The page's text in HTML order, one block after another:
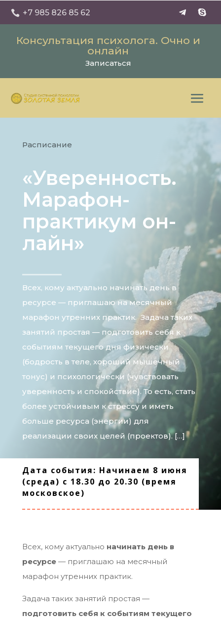
 +7 985 826 85 62
Консультация психолога. Очно и
онлайн
Записаться
Расписание
«Уверенность.
Марафон-
практикум он-
лайн»
Всех, кому актуально начинать день в
ресурсе — приглашаю на месячный
марафон утренних практик. Задача таких
занятий простая — подготовить себя к
событиям текущего дня физически
(бодрость в теле, хороший мышечный
тонус) и психологически (чувствовать
уверенность и спокойствие). То есть, стать
более устойчивым к стрессу и иметь
больше ресурса (энергии) для
реализации своих целей (проектов). […]
Дата события: Начинаем 8 июня
(среда) с 18.30 до 20.30 (время
московское)
Всех, кому актуально начинать день в
ресурсе— приглашаю на месячный
марафон утренних практик.
Задача таких занятий простая —
подготовить себя к событиям текущего